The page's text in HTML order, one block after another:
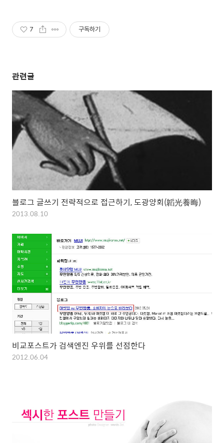
7 구독하기
관련글
블로그 글쓰기 전략적으로 접근하기, 도광양회(韜光養晦)
2013.08.10
비교포스트가 검색엔진 우위를 선점한다
2012.06.04